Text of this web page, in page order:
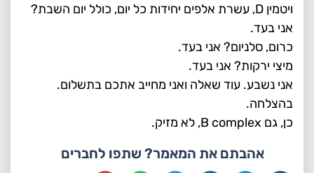
ויטמין D, עשרת אלפים יחידות כל יום, כולל יום השבת?
אני בעד.
כרום, סלניום? אני בעד.
מיצי ירקות? אני בעד.
אני נשבע. עוד שאלה ואני מחייב אתכם בתשלום.
בהצלחה.
כן, גם B complex, לא מזיק.
אהבתם את המאמר? שתפו לחברים